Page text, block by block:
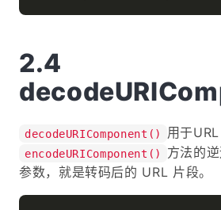
decodeURIComponent() 用于
encodeURIComponent()
方法的
参数，就是转码后的 URL 片段。